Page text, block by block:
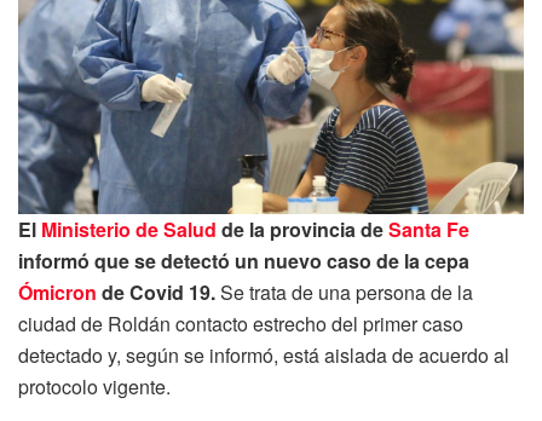
El Ministerio de Salud de la provincia deSanta Fe
informó que se detectó un nuevo caso de la cepa
Ómicron de Covid 19.Se trata de una persona de la
ciudad de Roldán contacto estrecho del primer caso
detectado y, según se informó, está aislada de acuerdo al
protocolo vigente.